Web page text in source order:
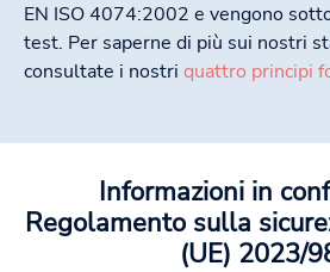
EN ISO 4074:2002 e vengono
test. Per saperne di più sui nostri
consultate i nostri quattro principi
Informazioni in
Regolamento sulla
(UE) 2023/